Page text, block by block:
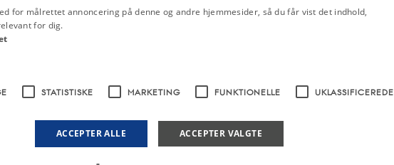
den Linie, som er trukket op
jeg som Udenrigsminister
De er Udtryk for et enigt
nemlig om, at der i dette Land
og økonomiske Vilkaar byder
Begivenheder paa
Nutidens vanskelige Kaar
2. verdenskrig Besættelsen 9. april Forhandlings- og
for målrettet annoncering på denne og andre hjemmesider, så du får vist det indhold,
for dig.
STATISTISKE MARKETING FUNKTIONELLE UKLASSIFICEREDE
ACCEPTER ALLE ACCEPTER VALGTE